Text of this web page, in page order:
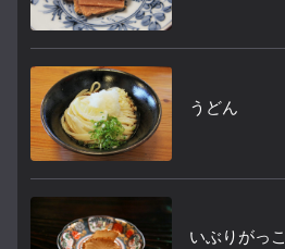
うどん
いぶりがっこ